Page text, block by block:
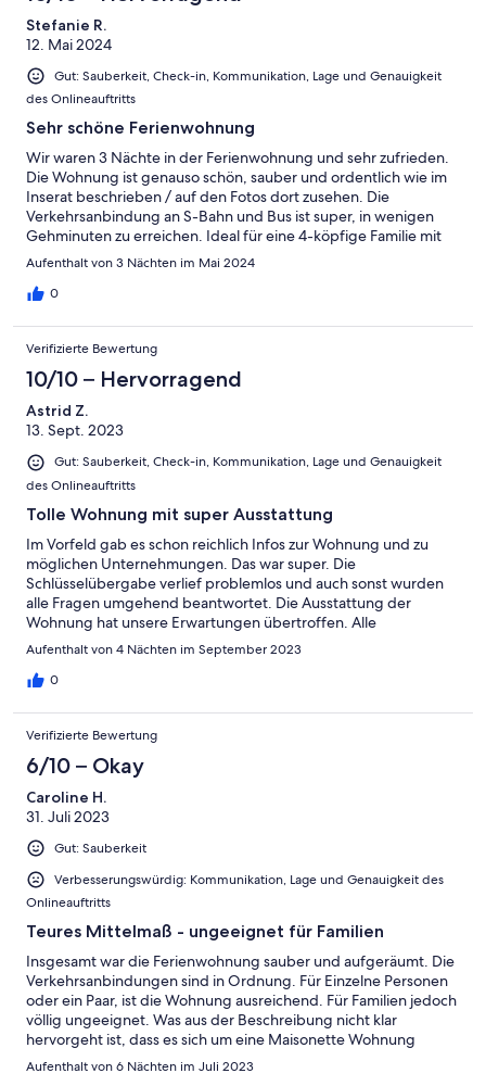
Stefanie R.
12. Mai 2024
Gut: Sauberkeit, Check-in, Kommunikation, Lage und Genauigkeit
des Onlineauftritts
Sehr schöne Ferienwohnung
Wir waren 3 Nächte in der Ferienwohnung und sehr zufrieden.
Die Wohnung ist genauso schön, sauber und ordentlich wie im
Inserat beschrieben / auf den Fotos dort zusehen. Die
Verkehrsanbindung an S-Bahn und Bus ist super, in wenigen
Gehminuten zu erreichen. Ideal für eine 4-köpfige Familie mit
größeren Kindern oder für ein Pärchen. Besonders die sehr gut
selbstverständlich.
Aufenthalt von 3 Nächten im Mai 2024
0
Verifizierte Bewertung
10/10 – Hervorragend
Astrid Z.
13. Sept. 2023
Gut: Sauberkeit, Check-in, Kommunikation, Lage und Genauigkeit
des Onlineauftritts
Tolle Wohnung mit super Ausstattung
Im Vorfeld gab es schon reichlich Infos zur Wohnung und zu
möglichen Unternehmungen. Das war super. Die
Schlüsselübergabe verlief problemlos und auch sonst wurden
alle Fragen umgehend beantwortet. Die Ausstattung der
Wohnung hat unsere Erwartungen übertroffen. Alle
Anregungen der Kommentare sind umgesetzt worden, sodas
Toaster und Wasserkocher die üppig ausgestattete Küche
komplettierten. Das i-Tüpfelchen waren große Mengen an
Wohngegend war auch nachts ruhig und wir fühlten uns sicher
auf dem Weg von und zur S-Bahn. Bus direkt vor der Haustür
mit 10Minuten- Taktung, top! Auch die Schlüsselabgabe zu
unchristlicher Zeit war gar kein Problem. Danke nochmals an
Rainer, der einen tollen Job macht vor Ort.
Aufenthalt von 4 Nächten im September 2023
0
Verifizierte Bewertung
6/10 – Okay
Caroline H.
31. Juli 2023
Gut: Sauberkeit
Verbesserungswürdig: Kommunikation, Lage und Genauigkeit des
Onlineauftritts
Teures Mittelmaß - ungeeignet für Familien
Insgesamt war die Ferienwohnung sauber und aufgeräumt. Die
Verkehrsanbindungen sind in Ordnung. Für Einzelne Personen
oder ein Paar, ist die Wohnung ausreichend. Für Familien jedoch
völlig ungeeignet. Was aus der Beschreibung nicht klar
hervorgeht ist, dass es sich um eine Maisonette Wohnung
handelt. (Sie hat somit weniger Räume als genannt) Die
Aufenthalt von 6 Nächten im Juli 2023